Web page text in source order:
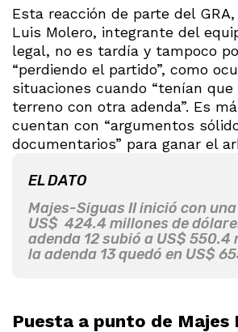
Esta reacción de parte del
Luis Molero, integrante del
legal, no es tardía y tampoco
“perdiendo el partido”, como
situaciones cuando “tenían
terreno con otra adenda”. Es
cuentan con “argumentos
documentarios” para ganar el
EL DATO
Majes-Siguas II inició con
US$ 424.4 millones de
adenda 12 subió a US$ 550.4
la adenda 13 quedó en US$
Puesta a punto de Majes I